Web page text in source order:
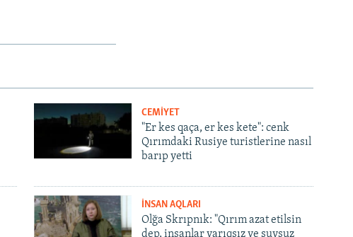
CEMİYET
"Er kes qaça, er kes kete": cenk
Qırımdaki Rusiye turistlerine nasıl
barıp yetti
İNSAN AQLARI
Olğa Skrıpnık: "Qırım azat etilsin
dep, insanlar yarıqsız ve suvsuz